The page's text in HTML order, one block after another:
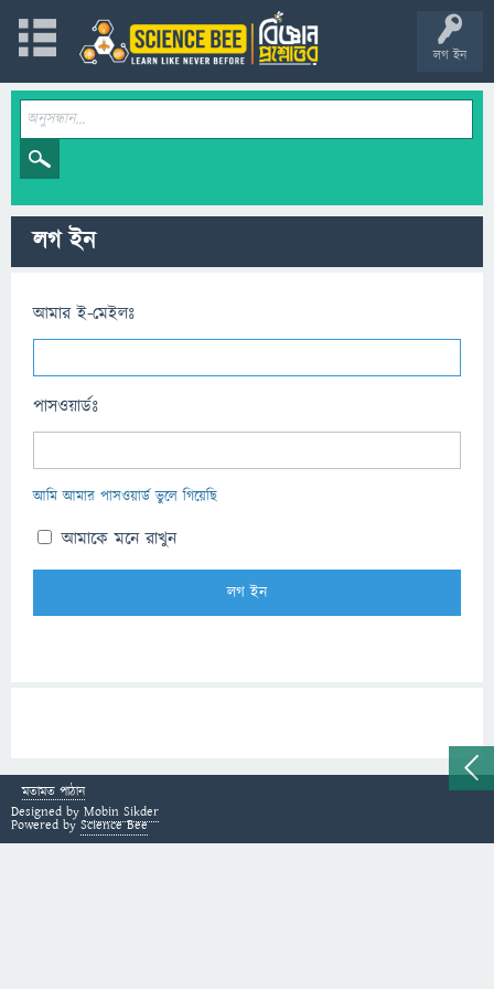
লগ ইন
লগ ইন
আমার ই-মেইলঃ
পাসওয়ার্ডঃ
আমি আমার পাসওয়ার্ড ভুলে গিয়েছি
আমাকে মনে রাখুন
মতামত পাঠান
Designed by Mobin Sikder
Powered by Science Bee